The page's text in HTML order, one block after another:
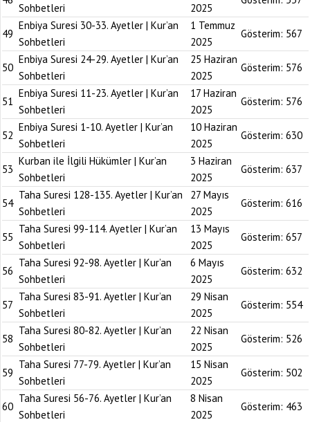
Sohbetleri 2025
49
Enbiya Suresi 30-33. Ayetler | Kur’an
Sohbetleri
1 Temmuz
2025
Gösterim: 567
50
Enbiya Suresi 24-29. Ayetler | Kur’an
Sohbetleri
25 Haziran
2025
Gösterim: 576
51
Enbiya Suresi 11-23. Ayetler | Kur’an
Sohbetleri
17 Haziran
2025
Gösterim: 576
52
Enbiya Suresi 1-10. Ayetler | Kur’an
Sohbetleri
10 Haziran
2025
Gösterim: 630
53
Kurban ile İlgili Hükümler | Kur’an
Sohbetleri
3 Haziran
2025
Gösterim: 637
54
Taha Suresi 128-135. Ayetler | Kur’an
Sohbetleri
27 Mayıs
2025
Gösterim: 616
55
Taha Suresi 99-114. Ayetler | Kur’an
Sohbetleri
13 Mayıs
2025
Gösterim: 657
56
Taha Suresi 92-98. Ayetler | Kur’an
Sohbetleri
6 Mayıs
2025
Gösterim: 632
57
Taha Suresi 83-91. Ayetler | Kur’an
Sohbetleri
29 Nisan
2025
Gösterim: 554
58
Taha Suresi 80-82. Ayetler | Kur’an
Sohbetleri
22 Nisan
2025
Gösterim: 526
59
Taha Suresi 77-79. Ayetler | Kur’an
Sohbetleri
15 Nisan
2025
Gösterim: 502
60
Taha Suresi 56-76. Ayetler | Kur’an
Sohbetleri
8 Nisan
2025
Gösterim: 463